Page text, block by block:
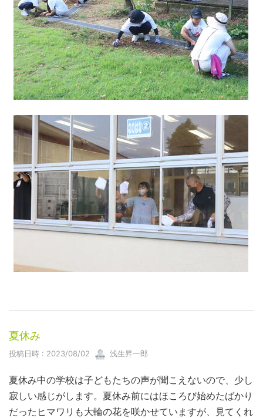
夏休み
投稿日時 : 2023/08/02 浅生昇一郎
夏休み中の学校は子どもたちの声が聞こえないので、少し
寂しい感じがします。夏休み前にはほころび始めたばかり
だったヒマワリも大輪の花を咲かせていますが、見てくれ